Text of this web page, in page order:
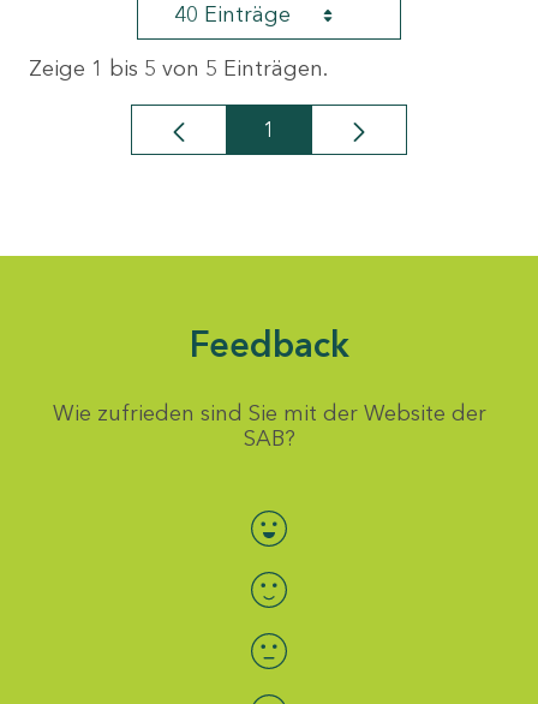
40 Einträge
Zeige 1 bis 5 von 5 Einträgen.
Seite
1
Feedback
Wie zufrieden sind Sie mit der Website der
SAB?
Bewertung auswählen